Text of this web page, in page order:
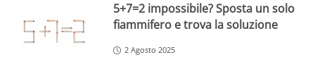
5+7=2 impossibile? Sposta un solo
fiammifero e trova la soluzione
2 Agosto 2025